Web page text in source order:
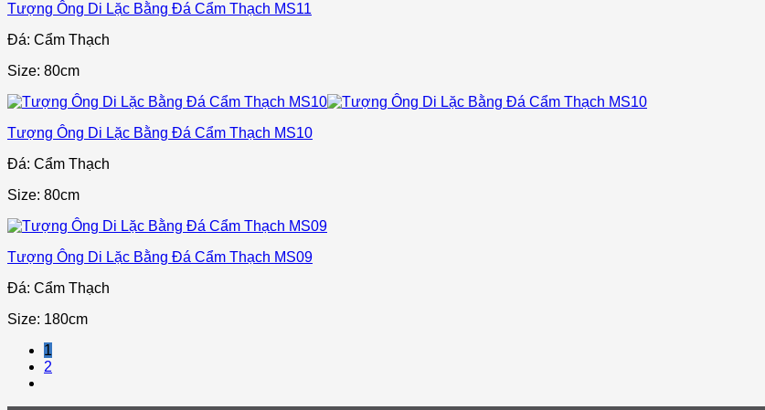
Tượng Ông Di Lặc Bằng Đá Cẩm Thạch MS11
Đá: Cẩm Thạch
Size: 80cm
Tượng Ông Di Lặc Bằng Đá Cẩm Thạch MS10
Đá: Cẩm Thạch
Size: 80cm
Tượng Ông Di Lặc Bằng Đá Cẩm Thạch MS09
Đá: Cẩm Thạch
Size: 180cm
1
2